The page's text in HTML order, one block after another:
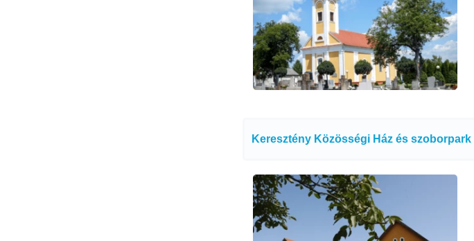
Keresztény Közösségi Ház és szoborpark